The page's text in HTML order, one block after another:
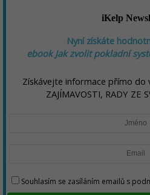
iKelp
Nyní získáte
ebookJak zvolit pokladní
Získávejte informace přímo do
ZAJÍMAVOSTI, RADY ZE
Souhlasím se zasíláním emailů s